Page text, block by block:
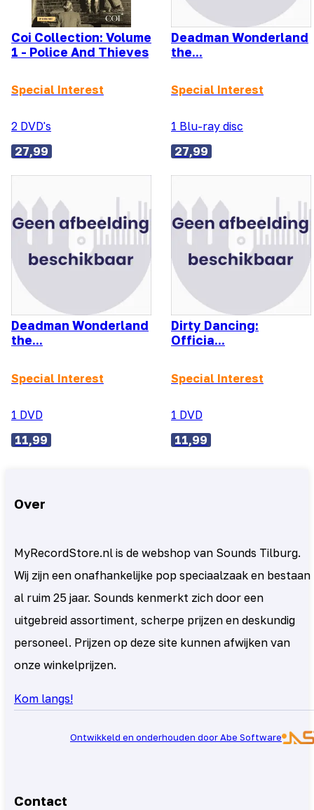
Coi Collection: Volume
1 - Police And Thieves
Special Interest
2 DVD's
27,99
Deadman Wonderland
the...
Special Interest
1 Blu-ray disc
27,99
Deadman Wonderland
the...
Special Interest
1 DVD
11,99
Dirty Dancing:
Officia...
Special Interest
1 DVD
11,99
Over
MyRecordStore.nl is de webshop van Sounds Tilburg.
Wij zijn een onafhankelijke pop speciaalzaak en bestaan
al ruim 25 jaar. Sounds kenmerkt zich door een
uitgebreid assortiment, scherpe prijzen en deskundig
personeel. Prijzen op deze site kunnen afwijken van
onze winkelprijzen.
Kom langs!
Ontwikkeld en onderhouden door Abe Software
Contact